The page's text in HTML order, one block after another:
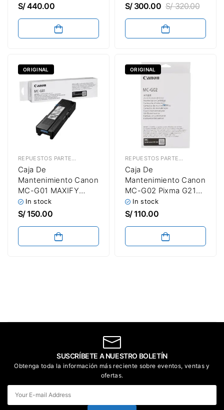
200 / TM-205 / TM-
S/440.00
20 / TC-21 / TC-5200
S/300.00 S/320.00
ORIGINAL
REPUESTOS PARTES & PIEZAS CAJAS DE MANTENIMIENTO
Caja De
Mantenimiento Canon
MC-G01 MAXIFY
GX5010 / GX6010 /
GX7010 Original
In stock
S/150.00
ORIGINAL
REPUESTOS PARTES & PIEZAS
Caja De
Mantenimiento Canon
MC-G02 Pixma G2160
/ G3160 / G1220 /
G2260 / G3260
In stock
S/110.00
SUSCRÍBETE A NUESTRO BOLETÍN
Obtenga toda la información más reciente sobre eventos, ventas y
ofertas.